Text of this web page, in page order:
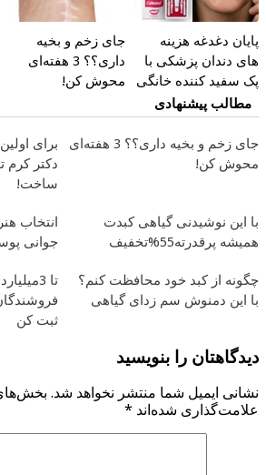
پایان دغدغه هزینه
های دندان پزشکی با
پک سفید کننده خانگی
جای زخم و بخیه
داری؟؟ 3 هفته‌ای
محوش کن!
مطالب پیشنهادی
جای زخم و بخیه داری؟؟ 3 هفته‌ای
محوش کن!
ساخت!
با این نوشیدنی گیاهی کبدت
همیشه پرقدرته55%تخفیف
انتخاب
جوانی
چگونه از کبد خود محافظت کنم؟
با این دمنوش سم زدای گیاهی
تا
ثبت کن
دیدگاهتان را بنویسید
نشانی ایمیل شما منتشر نخواهد شد. بخش‌های
علامت‌گذاری شده‌اند *